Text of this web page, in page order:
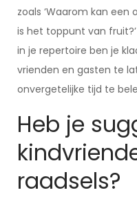
zoals ‘Waarom kan een
is het toppunt van
in je repertoire ben je
vrienden en gasten te
onvergetelijke tijd te
Heb je
raadsels?